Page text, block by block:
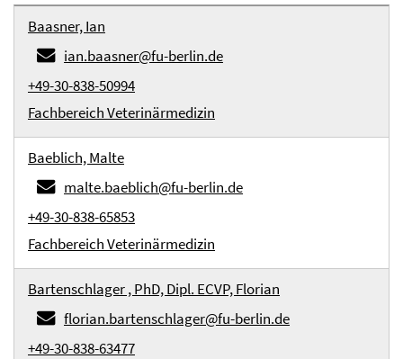
Baasner, Ian
ian.baasner@fu-berlin.de
+49-30-838-50994
Fachbereich Veterinärmedizin
Baeblich, Malte
malte.baeblich@fu-berlin.de
+49-30-838-65853
Fachbereich Veterinärmedizin
Bartenschlager , PhD, Dipl. ECVP, Florian
florian.bartenschlager@fu-berlin.de
+49-30-838-63477